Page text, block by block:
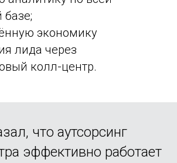
базе;
экономику
лида через
колл-центр.
что аутсорсинг
эффективно работает